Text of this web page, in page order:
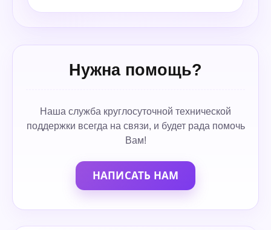
Нужна помощь?
Наша служба круглосуточной технической
поддержки всегда на связи, и будет рада помочь
Вам!
НАПИСАТЬ НАМ